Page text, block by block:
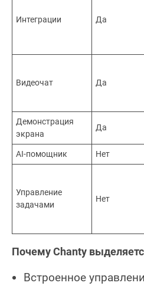
Интеграции Да
Видеочат Да
Демонстрация
экрана
Да
AI-помощник Нет
Управление
задачами
Нет
Почему Chanty
Встроенное